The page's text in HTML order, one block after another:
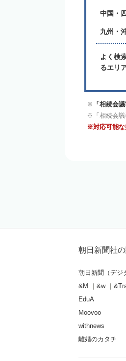
中国・
九州・
よく検
るエリ
「相続会
「相続会
対応可能
朝日新聞社
朝日新聞（デジ
&M
&w
EduA
Moovoo
withnews
離婚のカタチ